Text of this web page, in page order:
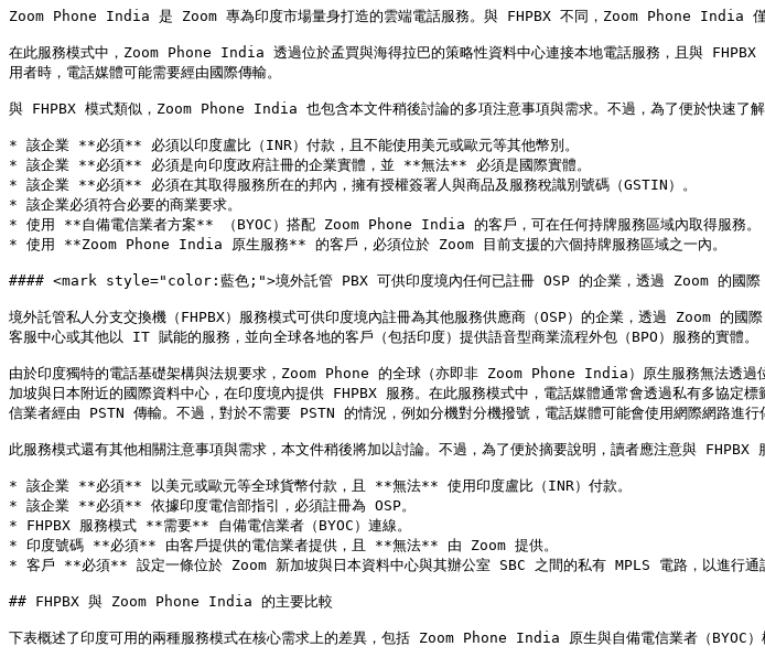
Zoom Phone India 是 Zoom 專為印度市場量身打造的雲端電話服務。與 FHPBX 不同，Zoom Phone India 僅
在此服務模式中，Zoom Phone India 透過位於孟買與海得拉巴的策略性資料中心連接本地電話服務，且與
用者時，電話媒體可能需要經由國際傳輸。
與 FHPBX 模式類似，Zoom Phone India 也包含本文件稍後討論的多項注意事項與需求。不過，為了便於快速了解
* 該企業 **必須** 必須以印度盧比（INR）付款，且不能使用美元或歐元等其他幣別。
* 該企業 **必須** 必須是向印度政府註冊的企業實體，並 **無法** 必須是國際實體。
* 該企業 **必須** 必須在其取得服務所在的邦內，擁有授權簽署人與商品及服務稅識別號碼（GSTIN）。
* 該企業必須符合必要的商業要求。
* 使用 **自備電信業者方案** （BYOC）搭配 Zoom Phone India 的客戶，可在任何持牌服務區域內取得服務。
* 使用 **Zoom Phone India 原生服務** 的客戶，必須位於 Zoom 目前支援的六個持牌服務區域之一內。
#### <mark style="color:藍色;">境外託管 PBX 可供印度境內任何已註冊 OSP 的企業，透過 Zoom 的國際（
境外託管私人分支交換機（FHPBX）服務模式可供印度境內註冊為其他服務供應商（OSP）的企業，透過 Zoom 的國
客服中心或其他以 IT 賦能的服務，並向全球各地的客戶（包括印度）提供語音型商業流程外包（BPO）服務的實體。
由於印度獨特的電話基礎架構與法規要求，Zoom Phone 的全球（亦即非 Zoom Phone India）原生服務無法透過
加坡與日本附近的國際資料中心，在印度境內提供 FHPBX 服務。在此服務模式中，電話媒體通常會透過私有多協
信業者經由 PSTN 傳輸。不過，對於不需要 PSTN 的情況，例如分機對分機撥號，電話媒體可能會使用網際網路進行
此服務模式還有其他相關注意事項與需求，本文件稍後將加以討論。不過，為了便於摘要說明，讀者應注意與 FHPBX
* 該企業 **必須** 以美元或歐元等全球貨幣付款，且 **無法** 使用印度盧比（INR）付款。
* 該企業 **必須** 依據印度電信部指引，必須註冊為 OSP。
* FHPBX 服務模式 **需要** 自備電信業者（BYOC）連線。
* 印度號碼 **必須** 由客戶提供的電信業者提供，且 **無法** 由 Zoom 提供。
* 客戶 **必須** 設定一條位於 Zoom 新加坡與日本資料中心與其辦公室 SBC 之間的私有 MPLS 電路，以進行通話
## FHPBX 與 Zoom Phone India 的主要比較
下表概述了印度可用的兩種服務模式在核心需求上的差異，包括 Zoom Phone India 原生與自備電信業者（BYOC）